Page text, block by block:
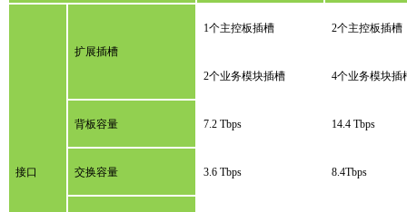
接口
扩展插槽
1个主控板插槽 2个主控板插槽
2个业务模块插槽 4个业务模块插
背板容量 7.2 Tbps 14.4 Tbps
交换容量 3.6 Tbps 8.4Tbps